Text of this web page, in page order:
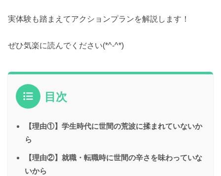
実体験も踏まえてアクションプランを解説します！
ぜひ気楽に読んでください(*^-^*)
目次
【理由①】学生時代に世間の荒波に揉まれていないか
ら
【理由②】就職・転職時に世間の辛さを味わっていな
いから